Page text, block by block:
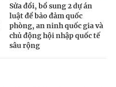
Sửa đổi, bổ sung 2 dự án
luật để bảo đảm quốc
phòng, an ninh quốc gia và
chủ động hội nhập quốc tế
sâu rộng